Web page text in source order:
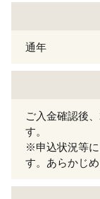
通年
ご入金確認後
す。
※申込状況等に
す。あらかじめ